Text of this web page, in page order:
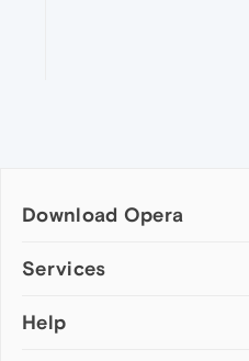
Download Opera
Computer browsers
Opera for Mac
Services
Add-ons
Help